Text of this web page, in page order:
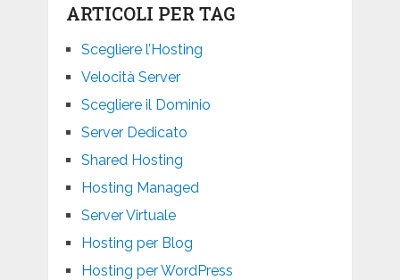
ARTICOLI PER TAG
Scegliere l’Hosting
Velocità Server
Scegliere il Dominio
Server Dedicato
Shared Hosting
Hosting Managed
Server Virtuale
Hosting per Blog
Hosting per WordPress